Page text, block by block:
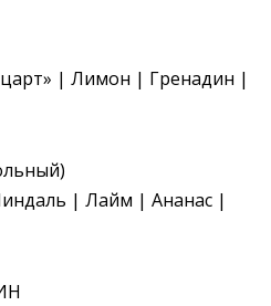
| Лимон | Гренадин |
| Лайм | Ананас |